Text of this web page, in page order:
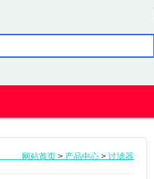
网站首页 > 产品中心 > 过滤器